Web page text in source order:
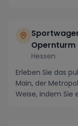
Opernturm
Hessen
Erleben Sie das
Main, der
Weise, indem